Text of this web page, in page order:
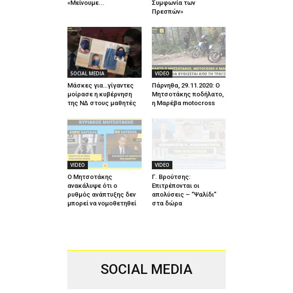
«Μείνουμε...
Συμφωνία των
Πρεσπών»
SOCIAL MEDIA
Μάσκες για…γίγαντες
μοίρασε η κυβέρνηση
της ΝΔ στους μαθητές
VIDEO
Πάρνηθα, 29.11.2020: Ο
Μητσοτάκης ποδήλατο,
η Μαρέβα motocross
VIDEO
Ο Μητσοτάκης
ανακάλυψε ότι ο
ρυθμός ανάπτυξης δεν
μπορεί να νομοθετηθεί
VIDEO
Γ. Βρούτσης:
Επιτρέπονται οι
απολύσεις – “Ψαλίδι”
στα δώρα
SOCIAL MEDIA